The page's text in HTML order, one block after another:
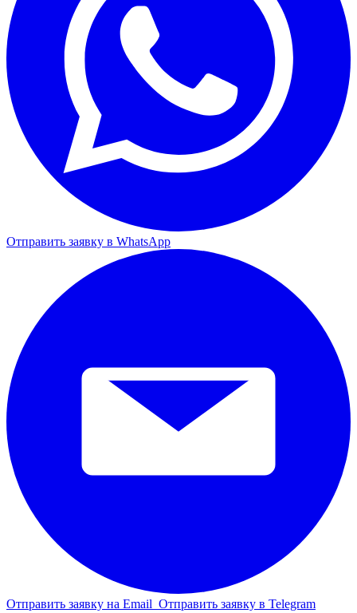
Отправить заявку в WhatsApp
Отправить заявку на Email Отправить заявку в Telegram